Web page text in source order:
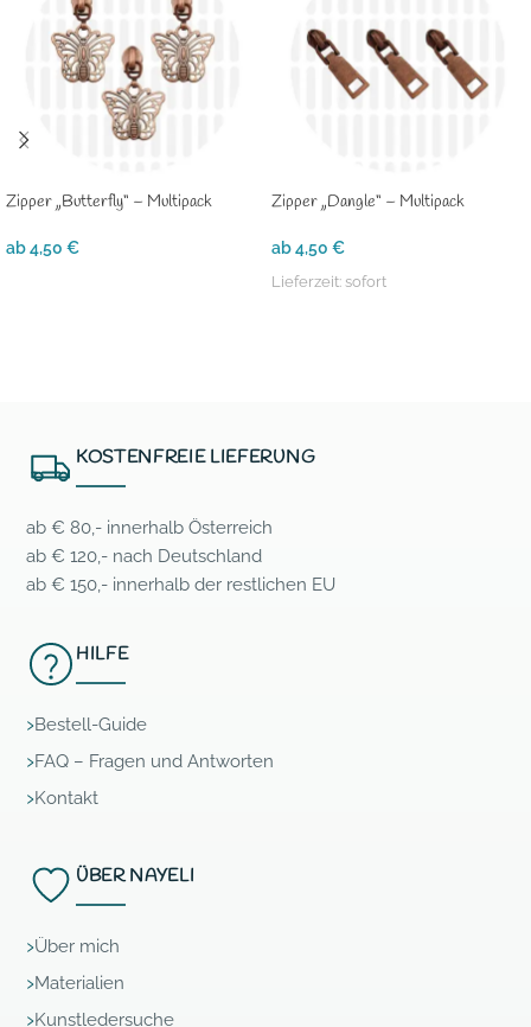
Zipper „Butterfly“ – Multipack
ab4,50 €
Zipper „Dangle“ – Multipack
ab4,50 €
Lieferzeit: sofort
KOSTENFREIE LIEFERUNG
ab € 80,- innerhalb Österreich
ab € 120,- nach Deutschland
ab € 150,- innerhalb der restlichen EU
HILFE
Bestell-Guide
FAQ – Fragen und Antworten
Kontakt
ÜBER NAYELI
Über mich
Materialien
Kunstledersuche